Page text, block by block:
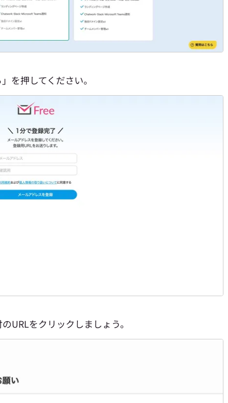
を押してください。
URLをクリックしましょう。